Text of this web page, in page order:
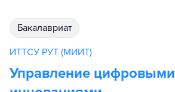
бакалавриат
ИТТСУ РУТ (МИИТ)
Управление цифровыми